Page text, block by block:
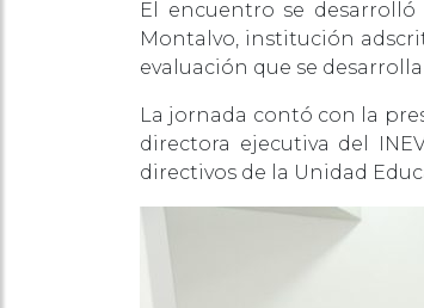
El encuentro se
Montalvo, institución
evaluación que se
La jornada contó con la
directora ejecutiva del
directivos de la Unidad